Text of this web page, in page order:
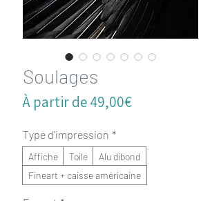
Soulages
À partir de49,00€Prix
Type d'impression *
Affiche Toile
Alu dibond
Fineart + caisse américaine